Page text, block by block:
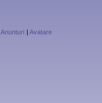
Anunturi | Avatare